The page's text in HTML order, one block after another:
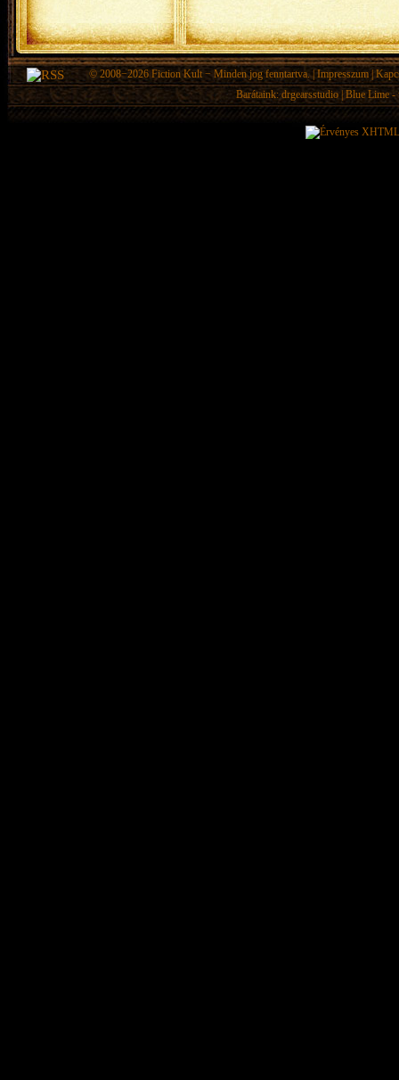
© 2008−2026 Fiction Kult − Minden jog fenntartva. | Impresszum|
Barátaink:drgearsstudio Blue Lime -